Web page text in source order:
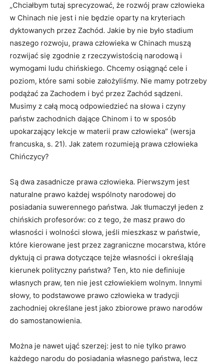
„Chciałbym tutaj sprecyzować, że rozwój praw człowieka
w Chinach nie jest i nie będzie oparty na kryteriach
dyktowanych przez Zachód. Jakie by nie było stadium
naszego rozwoju, prawa człowieka w Chinach muszą
rozwijać się zgodnie z rzeczywistością narodową i
wymogami ludu chińskiego. Chcemy osiągnąć cele i
poziom, które sami sobie założyliśmy. Nie mamy potrzeby
podążać za Zachodem i być przez Zachód sądzeni.
Musimy z całą mocą odpowiedzieć na słowa i czyny
państw zachodnich dające Chinom i to w sposób
upokarzający lekcje w materii praw człowieka” (wersja
francuska, s. 21). Jak zatem rozumieją prawa człowieka
Chińczycy?
Są dwa zasadnicze prawa człowieka. Pierwszym jest
naturalne prawo każdej wspólnoty narodowej do
posiadania suwerennego państwa. Jak tłumaczył jeden z
chińskich profesorów: co z tego, że masz prawo do
własności i wolności słowa, jeśli mieszkasz w państwie,
które kierowane jest przez zagraniczne mocarstwa, które
dyktują ci prawa dotyczące tejże własności i określają
kierunek polityczny państwa? Ten, kto nie definiuje
własnych praw, ten nie jest człowiekiem wolnym. Innymi
słowy, to podstawowe prawo człowieka w tradycji
zachodniej określane jest jako zbiorowe prawo narodów
do samostanowienia.
Można je nawet ująć szerzej: jest to nie tylko prawo
każdego narodu do posiadania własnego państwa, lecz